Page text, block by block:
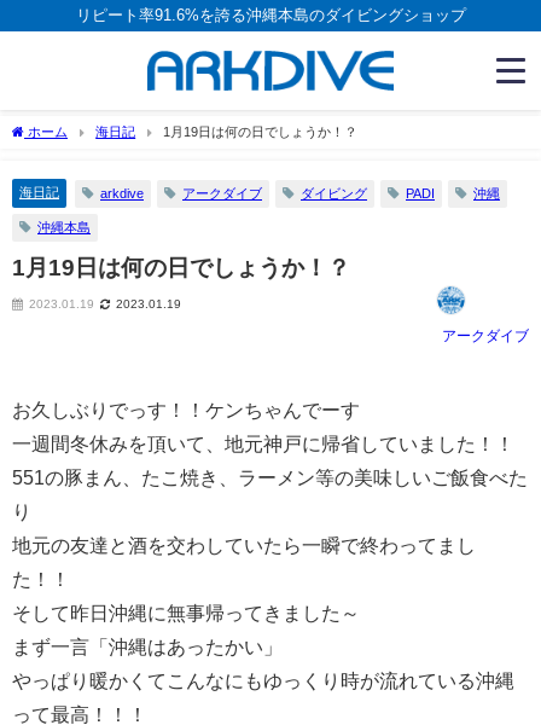
リピート率91.6%を誇る沖縄本島のダイビングショップ
ホーム 海日記 1月19日は何の日でしょうか！？
海日記 arkdive アークダイブ ダイビング PADI 沖縄
沖縄本島
1月19日は何の日でしょうか！？
2023.01.19 2023.01.19
アークダイブ
お久しぶりでっす！！ケンちゃんでーす
一週間冬休みを頂いて、地元神戸に帰省していました！！
551の豚まん、たこ焼き、ラーメン等の美味しいご飯食べた
り
地元の友達と酒を交わしていたら一瞬で終わってまし
た！！
そして昨日沖縄に無事帰ってきました～
まず一言「沖縄はあったかい」
やっぱり暖かくてこんなにもゆっくり時が流れている沖縄
って最高！！！